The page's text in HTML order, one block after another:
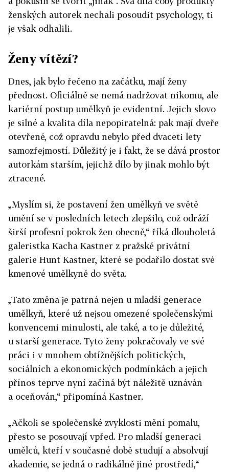
ženských autorek nechali posoudit psychology, ti
je však odhalili.
Ženy vítězí?
Dnes, jak bylo řečeno na začátku, mají ženy
přednost. Oficiálně se nemá nadržovat nikomu, ale
kariérní postup umělkyň je evidentní. Jejich slovo
je silné a kvalita díla nepopiratelná: pak mají dveře
otevřené, což opravdu nebylo před dvaceti lety
samozřejmostí. Důležitý je i fakt, že se dává prostor
autorkám starším, jejichž dílo by jinak mohlo být
ztracené.
„Myslím si, že postavení žen umělkyň ve světě
umění se v posledních letech zlepšilo, což odráží
širší profesní pokrok žen obecně,“ říká dlouholetá
galeristka Kacha Kastner z pražské privátní
galerie Hunt Kastner, které se podařilo dostat své
kmenové umělkyně do světa.
„Tato změna je patrná nejen u mladší generace
umělkyň, které už nejsou omezené společenskými
konvencemi minulosti, ale také, a to je důležité,
u starší generace. Tyto ženy pokračovaly ve své
práci i v mnohem obtížnějších politických,
sociálních a ekonomických podmínkách a jejich
přínos teprve nyní začíná být náležitě uznáván
a oceňován,“ připomíná Kastner.
„Ačkoli se společenské zvyklosti mění pomalu,
přesto se posouvají vpřed. Pro mladší generaci
umělců, kteří v současné době studují a absolvují
akademie, se jedná o radikálně jiné prostředí,“